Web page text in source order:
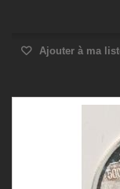
Ajouter à ma